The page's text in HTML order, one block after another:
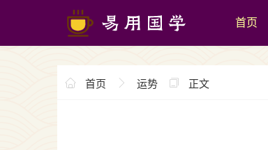
首页
首页 运势 正文